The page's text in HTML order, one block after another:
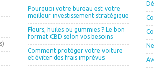
Pourquoi votre bureau est votre
meilleur investissement stratégique
Fleurs, huiles ou gummies ? Le bon
format CBD selon vos besoins
Comment protéger votre voiture
et éviter des frais imprévus